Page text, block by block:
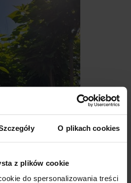
O plikach cookies
z plików cookie
do spersonalizowania treści